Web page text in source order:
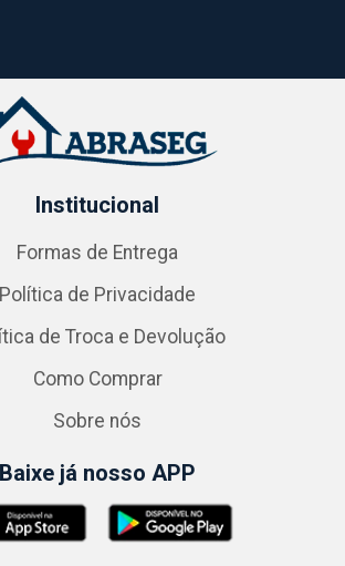
Institucional
Formas de Entrega
Política de Privacidade
de Troca e Devolução
Como Comprar
Sobre nós
Baixe já nosso APP